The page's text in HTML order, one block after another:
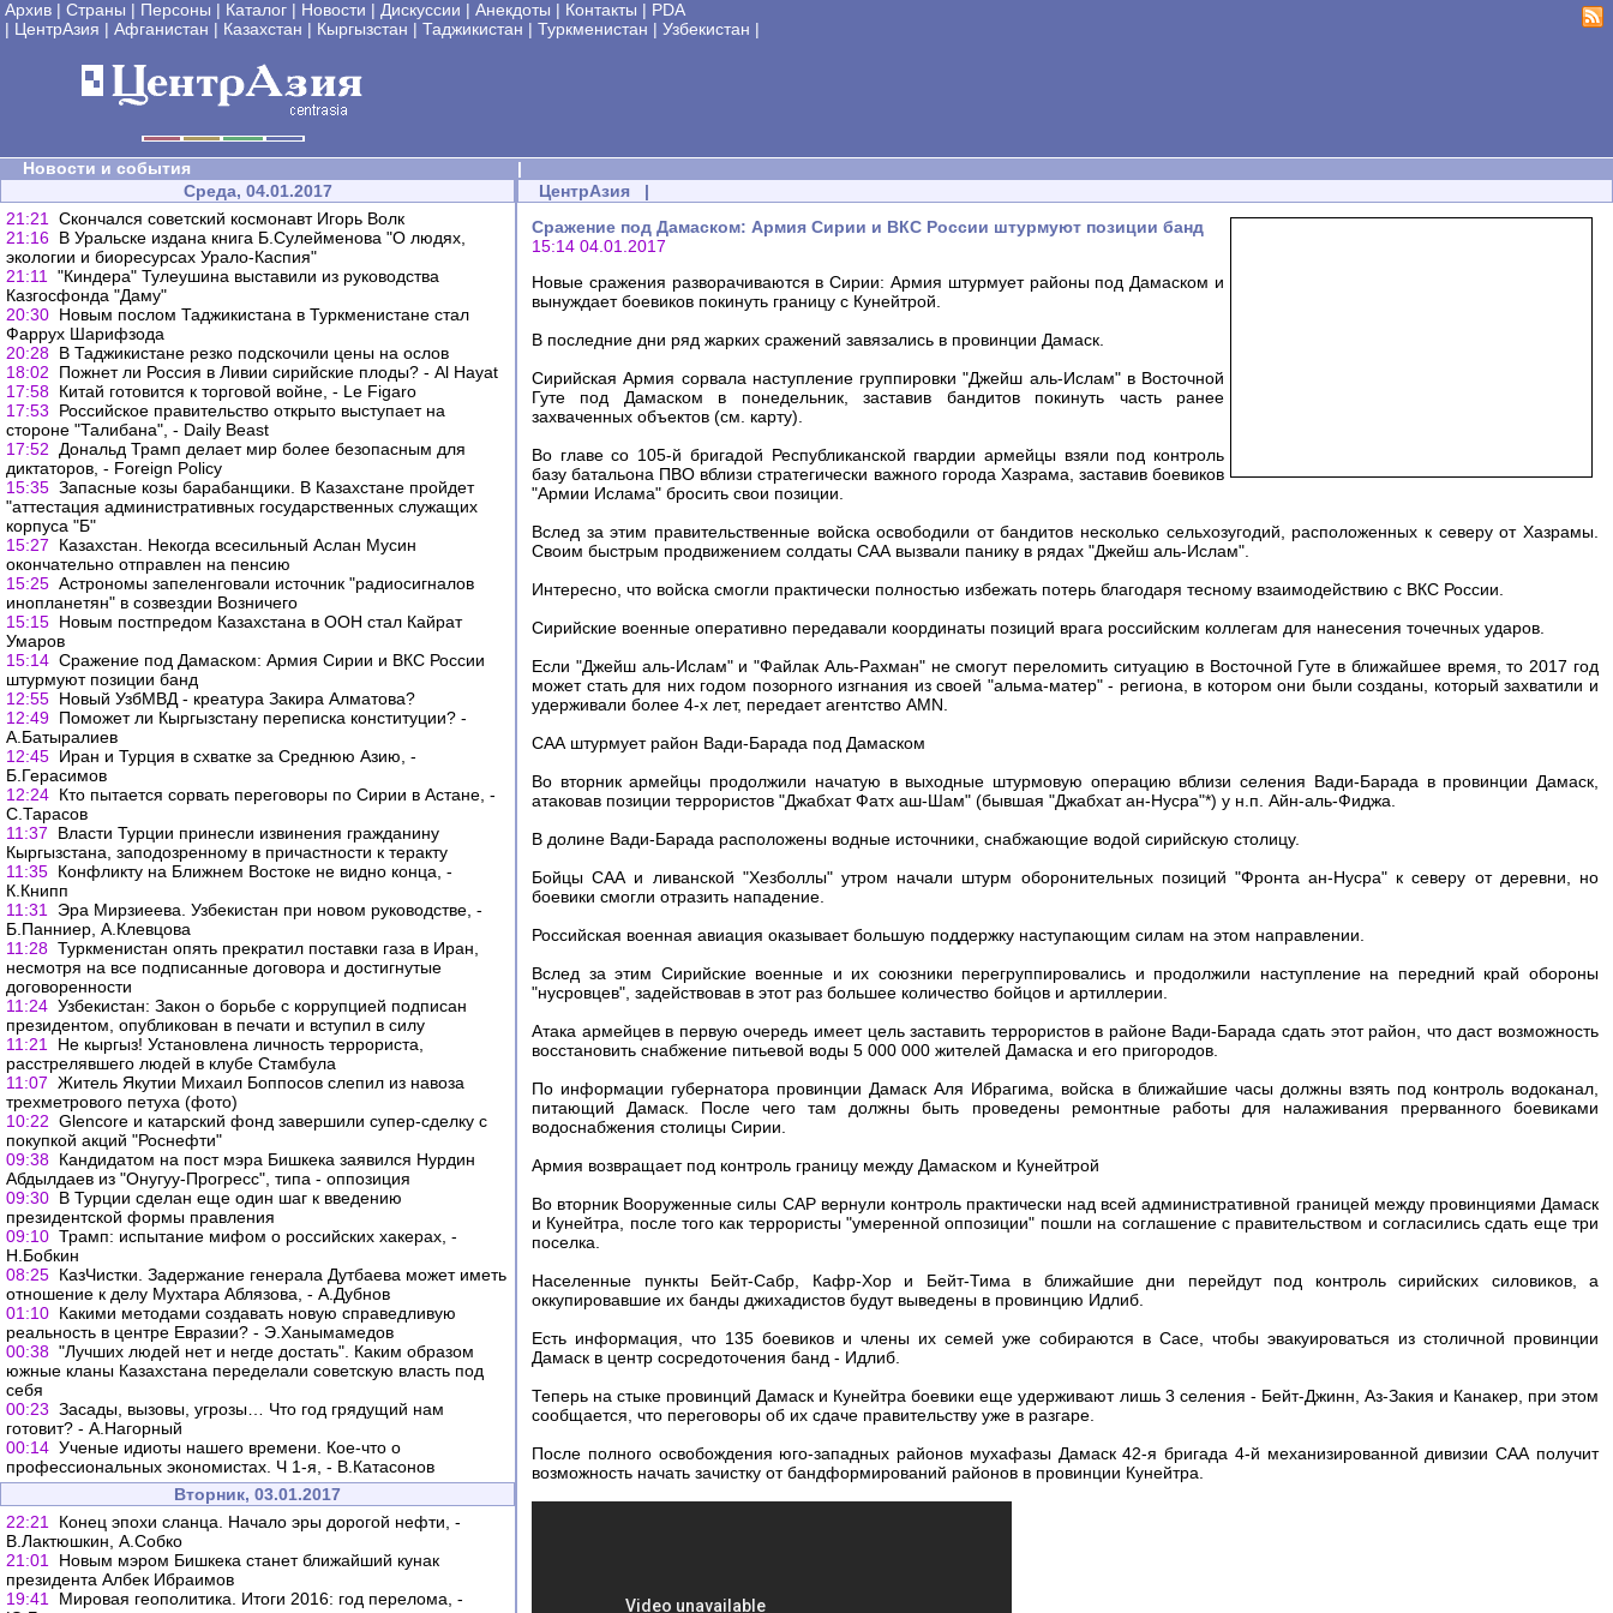
Архив | Страны | Персоны | Каталог | Новости | Дискуссии | Анекдоты | Контакты | PDA
| ЦентрАзия | Афганистан | Казахстан | Кыргызстан | Таджикистан | Туркменистан | Узбекистан |
Новости и события
|
Среда, 04.01.2017
21:21
Скончался советский космонавт Игорь Волк
21:16 В Уральске издана книга Б.Сулейменова "О людях,
экологии и биоресурсах Урало-Каспия"
21:11
"Киндера" Тулеушина выставили из руководства
Казгосфонда "Даму"
20:30 Новым послом Таджикистана в Туркменистане стал
Фаррух Шарифзода
20:28 В Таджикистане резко подскочили цены на ослов
18:02
Пожнет ли Россия в Ливии сирийские плоды? - Al Hayat
17:58 Китай готовится к торговой войне, - Le Figaro
17:53
Российское правительство открыто выступает на
стороне "Талибана", - Daily Beast
17:52
Дональд Трамп делает мир более безопасным для
диктаторов, - Foreign Policy
15:35 Запасные козы барабанщики. В Казахстане пройдет
"аттестация административных государственных служащих
корпуса "Б"
15:27
Казахстан. Некогда всесильный Аслан Мусин
окончательно отправлен на пенсию
15:25 Астрономы запеленговали источник "радиосигналов
инопланетян" в созвездии Возничего
15:15 Новым постпредом Казахстана в ООН стал Кайрат
Умаров
15:14 Сражение под Дамаском: Армия Сирии и ВКС России
штурмуют позиции банд
12:55 Новый УзбМВД - креатура Закира Алматова?
12:49 Поможет ли Кыргызстану переписка конституции? -
А.Батыралиев
12:45 Иран и Турция в схватке за Среднюю Азию, -
Б.Герасимов
12:24 Кто пытается сорвать переговоры по Сирии в Астане, -
С.Тарасов
11:37
Власти Турции принесли извинения гражданину
Кыргызстана, заподозренному в причастности к теракту
11:35 Конфликту на Ближнем Востоке не видно конца, -
К.Книпп
11:31
Эра Мирзиеева. Узбекистан при новом руководстве, -
Б.Панниер, А.Клевцова
11:28 Туркменистан опять прекратил поставки газа в Иран,
несмотря на все подписанные договора и достигнутые
договоренности
11:24 Узбекистан: Закон о борьбе с коррупцией подписан
президентом, опубликован в печати и вступил в силу
11:21
Не кыргыз! Установлена личность террориста,
расстрелявшего людей в клубе Стамбула
11:07 Житель Якутии Михаил Боппосов слепил из навоза
трехметрового петуха (фото)
10:22 Glencore и катарский фонд завершили супер-сделку с
покупкой акций "Роснефти"
09:38 Кандидатом на пост мэра Бишкека заявился Нурдин
Абдылдаев из "Онугуу-Прогресс", типа - оппозиция
09:30 В Турции сделан еще один шаг к введению
президентской формы правления
09:10 Трамп: испытание мифом о российских хакерах, -
Н.Бобкин
08:25 КазЧистки. Задержание генерала Дутбаева может иметь
отношение к делу Мухтара Аблязова, - А.Дубнов
01:10 Какими методами создавать новую справедливую
реальность в центре Евразии? - Э.Ханымамедов
00:38 "Лучших людей нет и негде достать". Каким образом
южные кланы Казахстана переделали советскую власть под
себя
00:23 Засады, вызовы, угрозы… Что год грядущий нам
готовит? - А.Нагорный
00:14 Ученые идиоты нашего времени. Кое-что о
профессиональных экономистах. Ч 1-я, - В.Катасонов
Вторник, 03.01.2017
22:21
Конец эпохи сланца. Начало эры дорогой нефти, -
В.Лактюшкин, А.Собко
21:01
Новым мэром Бишкека станет ближайший кунак
президента Албек Ибраимов
19:41
Мировая геополитика. Итоги 2016: год перелома, -
ЦентрАзия |
Сражение под Дамаском: Армия Сирии и ВКС России штурмуют позиции банд
15:14 04.01.2017
Новые сражения разворачиваются в Сирии: Армия штурмует районы под Дамаском и
вынуждает боевиков покинуть границу с Кунейтрой.
В последние дни ряд жарких сражений завязались в провинции Дамаск.
Сирийская Армия сорвала наступление группировки "Джейш аль-Ислам" в Восточной
Гуте под Дамаском в понедельник, заставив бандитов покинуть часть ранее
захваченных объектов (см. карту).
Во главе со 105-й бригадой Республиканской гвардии армейцы взяли под контроль
базу батальона ПВО вблизи стратегически важного города Хазрама, заставив боевиков
"Армии Ислама" бросить свои позиции.
Вслед за этим правительственные войска освободили от бандитов несколько сельхозугодий, расположенных к северу от Хазрамы.
Своим быстрым продвижением солдаты САА вызвали панику в рядах "Джейш аль-Ислам".
Интересно, что войска смогли практически полностью избежать потерь благодаря тесному взаимодействию с ВКС России.
Сирийские военные оперативно передавали координаты позиций врага российским коллегам для нанесения точечных ударов.
Если "Джейш аль-Ислам" и "Файлак Аль-Рахман" не смогут переломить ситуацию в Восточной Гуте в ближайшее время, то 2017 год
может стать для них годом позорного изгнания из своей "альма-матер" - региона, в котором они были созданы, который захватили и
удерживали более 4-х лет, передает агентство AMN.
САА штурмует район Вади-Барада под Дамаском
Во вторник армейцы продолжили начатую в выходные штурмовую операцию вблизи селения Вади-Барада в провинции Дамаск,
атаковав позиции террористов "Джабхат Фатх аш-Шам" (бывшая "Джабхат ан-Нусра"*) у н.п. Айн-аль-Фиджа.
В долине Вади-Барада расположены водные источники, снабжающие водой сирийскую столицу.
Бойцы САА и ливанской "Хезболлы" утром начали штурм оборонительных позиций "Фронта ан-Нусра" к северу от деревни, но
боевики смогли отразить нападение.
Российская военная авиация оказывает большую поддержку наступающим силам на этом направлении.
Вслед за этим Сирийские военные и их союзники перегруппировались и продолжили наступление на передний край обороны
"нусровцев", задействовав в этот раз большее количество бойцов и артиллерии.
Атака армейцев в первую очередь имеет цель заставить террористов в районе Вади-Барада сдать этот район, что даст возможность
восстановить снабжение питьевой воды 5 000 000 жителей Дамаска и его пригородов.
По информации губернатора провинции Дамаск Аля Ибрагима, войска в ближайшие часы должны взять под контроль водоканал,
питающий Дамаск. После чего там должны быть проведены ремонтные работы для налаживания прерванного боевиками
водоснабжения столицы Сирии.
Армия возвращает под контроль границу между Дамаском и Кунейтрой
Во вторник Вооруженные силы САР вернули контроль практически над всей административной границей между провинциями Дамаск
и Кунейтра, после того как террористы "умеренной оппозиции" пошли на соглашение с правительством и согласились сдать еще три
поселка.
Населенные пункты Бейт-Сабр, Кафр-Хор и Бейт-Тима в ближайшие дни перейдут под контроль сирийских силовиков, а
оккупировавшие их банды джихадистов будут выведены в провинцию Идлиб.
Есть информация, что 135 боевиков и члены их семей уже собираются в Сасе, чтобы эвакуироваться из столичной провинции
Дамаск в центр сосредоточения банд - Идлиб.
Теперь на стыке провинций Дамаск и Кунейтра боевики еще удерживают лишь 3 селения - Бейт-Джинн, Аз-Закия и Канакер, при этом
сообщается, что переговоры об их сдаче правительству уже в разгаре.
После полного освобождения юго-западных районов мухафазы Дамаск 42-я бригада 4-й механизированной дивизии САА получит
возможность начать зачистку от бандформирований районов в провинции Кунейтра.